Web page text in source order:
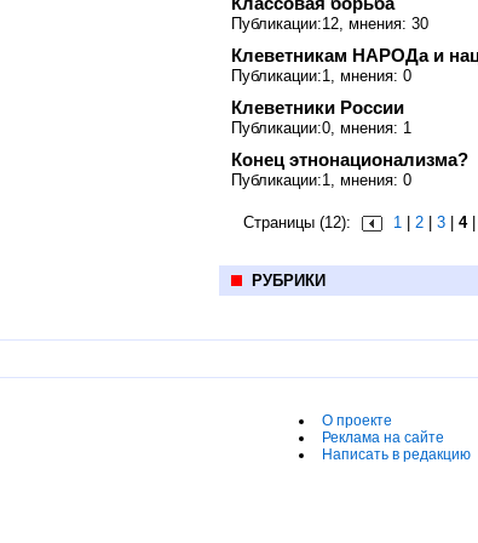
Публикации:12, мнения: 30
Клеветникам НАРОДа и
Публикации:1, мнения: 0
Клеветники России
Публикации:0, мнения: 1
Конец этнонационализма?
Публикации:1, мнения: 0
Страницы (12): 1 2 3 4|
РУБРИКИ
О проекте
Реклама на сайте
Написать в редакцию